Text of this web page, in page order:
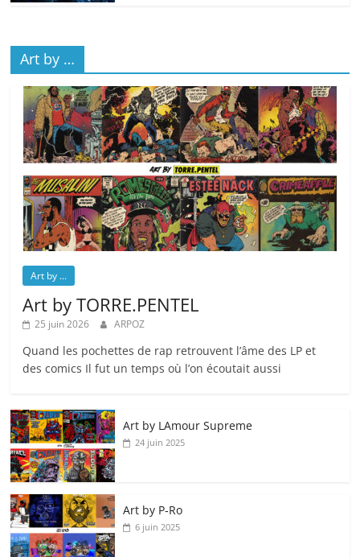
Art by …
Art by ...
Art by TORRE.PENTEL
25 juin 2026 ARPOZ
Quand les pochettes de rap retrouvent l’âme des LP et
des comics Il fut un temps où l’on écoutait aussi
Art by LAmour Supreme
24 juin 2025
Art by P‑Ro
6 juin 2025